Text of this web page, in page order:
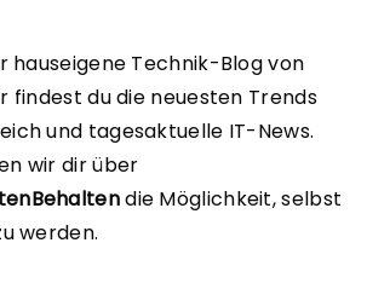
hauseigene Technik-Blog von
findest du die neuesten Trends
und tagesaktuelle IT-News.
wir dir über
die Möglichkeit, selbst
werden.